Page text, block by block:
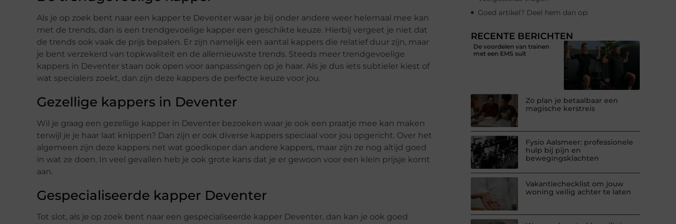
Als je op zoek bent naar een kapper te Deventer waar je bij onder andere weer helemaal mee kan
met de trends, dan is een trendgevoelige kapper een geschikte keuze. Hierbij vergeet je niet dat
de trends ook vaak de prijs bepalen. Er zijn namelijk een aantal kappers die relatief duur zijn, maar
je bent verzekerd van topkwaliteit en de allernieuwste trends. Steeds meer trendgevoelige
kappers in Deventer staan ook open voor aanpassingen op je haar. Als je dus iets subtieler kiest of
wat specialers zoekt, dan zijn deze kappers de perfecte keuze voor jou.
Gezellige kappers in Deventer
Wil je graag een gezellige kapper in Deventer bezoeken waar je ook een praatje mee kan maken
terwijl je je haar laat knippen? Dan zijn er ook diverse kappers speciaal voor jou opgericht. Over het
algemeen zijn deze kappers net wat goedkoper dan andere kappers, maar zijn ze nog altijd goed
in wat ze doen. In veel gevallen heb je ook grote kans dat je er gewoon voor een klein prijsje komt
aan.
Gespecialiseerde kapper Deventer
Tot slot, als je op zoek bent naar een gespecialiseerde kapper Deventer, dan kan je ook goed
Goed artikel? Deel hem dan op:
RECENTE BERICHTEN
De voordelen van trainen
met een EMS suit
Zo plan je betaalbaar een
magische kerstreis
Fysio Aalsmeer: professionele
hulp bij pijn en
bewegingsklachten
Vakantiechecklist om jouw
woning veilig achter te laten